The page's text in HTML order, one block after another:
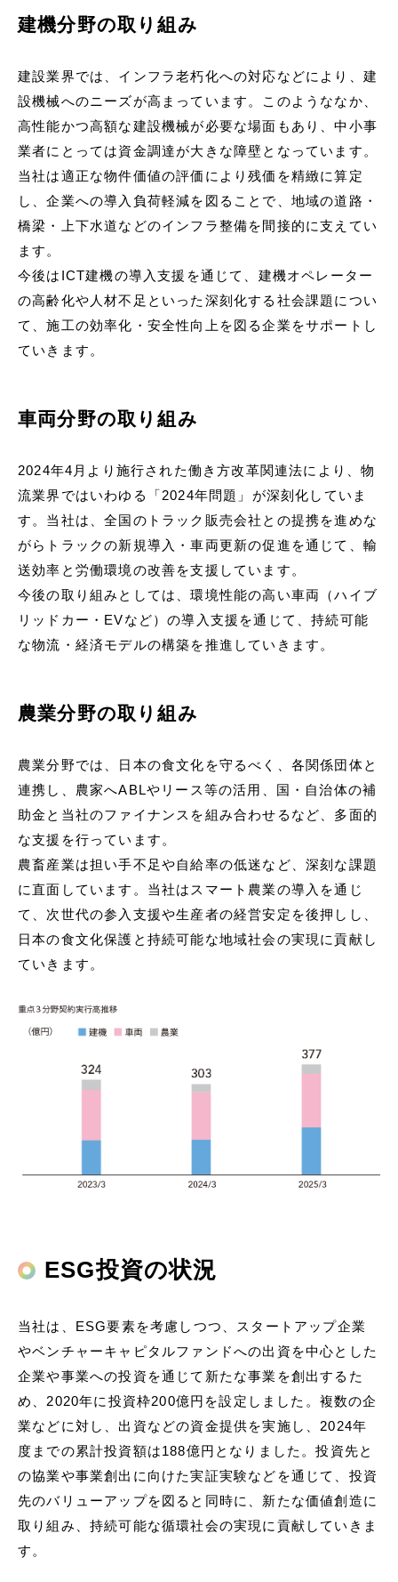
建機分野の取り組み
建設業界では、インフラ老朽化への対応などにより、建
設機械へのニーズが高まっています。このようななか、
高性能かつ高額な建設機械が必要な場面もあり、中小事
業者にとっては資金調達が大きな障壁となっています。
当社は適正な物件価値の評価により残価を精緻に算定
し、企業への導入負荷軽減を図ることで、地域の道路・
橋梁・上下水道などのインフラ整備を間接的に支えてい
ます。
今後はICT建機の導入支援を通じて、建機オペレーター
の高齢化や人材不足といった深刻化する社会課題につい
て、施工の効率化・安全性向上を図る企業をサポートし
ていきます。
車両分野の取り組み
2024年4月より施行された働き方改革関連法により、物
流業界ではいわゆる「2024年問題」が深刻化していま
す。当社は、全国のトラック販売会社との提携を進めな
がらトラックの新規導入・車両更新の促進を通じて、輸
送効率と労働環境の改善を支援しています。
今後の取り組みとしては、環境性能の高い車両（ハイブ
リッドカー・EVなど）の導入支援を通じて、持続可能
な物流・経済モデルの構築を推進していきます。
農業分野の取り組み
農業分野では、日本の食文化を守るべく、各関係団体と
連携し、農家へABLやリース等の活用、国・自治体の補
助金と当社のファイナンスを組み合わせるなど、多面的
な支援を行っています。
農畜産業は担い手不足や自給率の低迷など、深刻な課題
に直面しています。当社はスマート農業の導入を通じ
て、次世代の参入支援や生産者の経営安定を後押しし、
日本の食文化保護と持続可能な地域社会の実現に貢献し
ていきます。
ESG投資の状況
当社は、ESG要素を考慮しつつ、スタートアップ企業
やベンチャーキャピタルファンドへの出資を中心とした
企業や事業への投資を通じて新たな事業を創出するた
め、2020年に投資枠200億円を設定しました。複数の企
業などに対し、出資などの資金提供を実施し、2024年
度までの累計投資額は188億円となりました。投資先と
の協業や事業創出に向けた実証実験などを通じて、投資
先のバリューアップを図ると同時に、新たな価値創造に
取り組み、持続可能な循環社会の実現に貢献していきま
す。